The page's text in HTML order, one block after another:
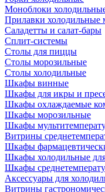
Моноблоки
Прилавки холодильные
Саладетты и салат-бары
Сплит-системы
Столы для пиццы
Столы морозильные
Столы холодильные
Шкафы винные
Шкафы для икры и
Шкафы охлаждаемые
Шкафы морозильные
Шкафы
Витрины
Шкафы
Шкафы холодильные
Шкафы
Аксессуары для
Витрины